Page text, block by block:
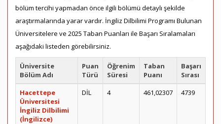
bölüm tercihi yapmadan önce ilgili bölümü detaylı şekilde
araştırmalarında yarar vardır. İngiliz Dilbilimi Programı Bulunan
Üniversitelere ve 2025 Taban Puanları ile Başarı Sıralamaları
aşağıdaki listeden görebilirsiniz.
Üniversite
Bölüm Adı
Puan
Türü
Öğrenim
Süresi
Taban
Puanı
Başarı
Sırası
Hacettepe
Üniversitesi
İngiliz Dilbilimi
(İngilizce)
DİL 4 461,02307 4739